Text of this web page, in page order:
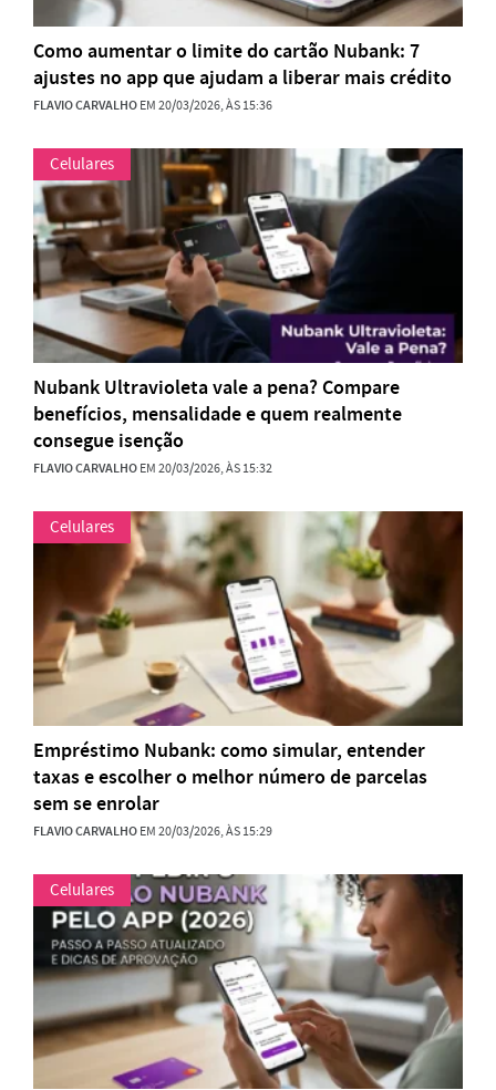
Como aumentar o limite do cartão Nubank: 7
ajustes no app que ajudam a liberar mais crédito
FLAVIO CARVALHOEM 20/03/2026, ÀS 15:36
Celulares
Nubank Ultravioleta vale a pena? Compare
benefícios, mensalidade e quem realmente
consegue isenção
FLAVIO CARVALHOEM 20/03/2026, ÀS 15:32
Celulares
Empréstimo Nubank: como simular, entender
taxas e escolher o melhor número de parcelas
sem se enrolar
FLAVIO CARVALHOEM 20/03/2026, ÀS 15:29
Celulares